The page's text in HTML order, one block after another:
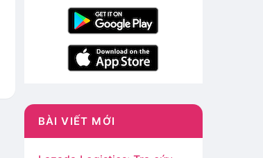
BÀI VIẾT MỚI